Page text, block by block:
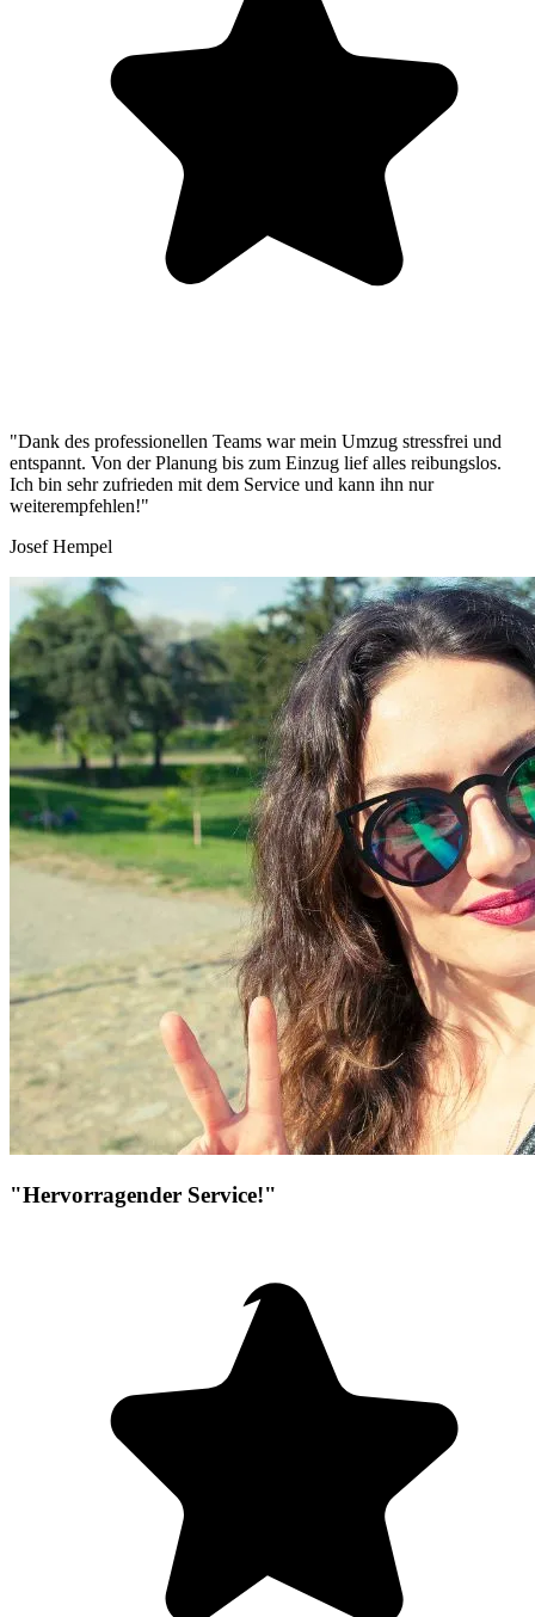
"Dank des professionellen Teams war mein Umzug stressfrei und
entspannt. Von der Planung bis zum Einzug lief alles reibungslos.
Ich bin sehr zufrieden mit dem Service und kann ihn nur
weiterempfehlen!"
Josef Hempel
"Hervorragender Service!"